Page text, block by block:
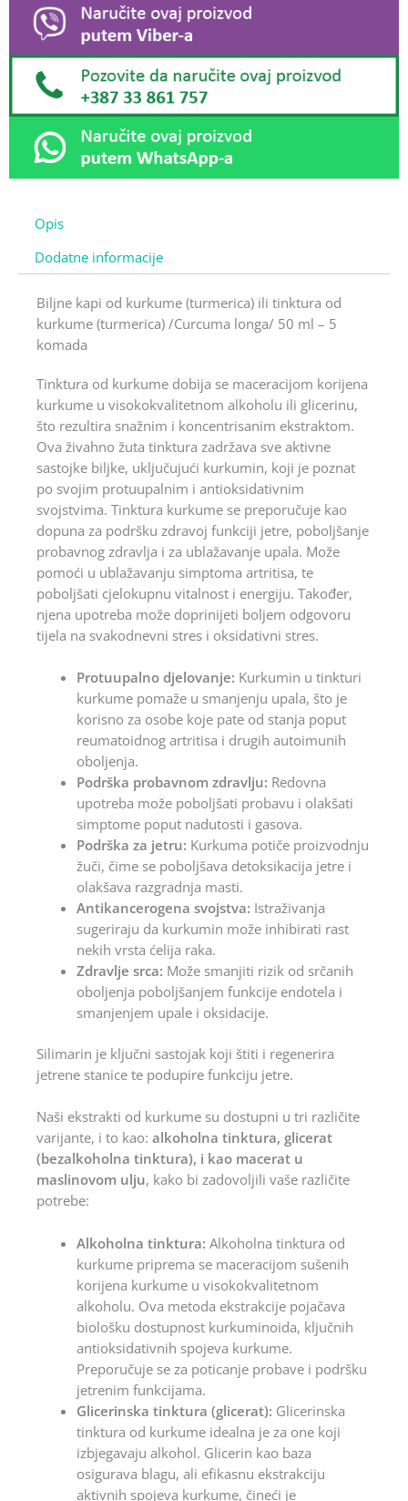
Opis
Dodatne informacije
Biljne kapi od kurkume (turmerica) ili tinktura od
kurkume (turmerica) /Curcuma longa/ 50 ml – 5
komada
Tinktura od kurkume dobija se maceracijom korijena
kurkume u visokokvalitetnom alkoholu ili glicerinu,
što rezultira snažnim i koncentrisanim ekstraktom.
Ova živahno žuta tinktura zadržava sve aktivne
sastojke biljke, uključujući kurkumin, koji je poznat
po svojim protuupalnim i antioksidativnim
svojstvima. Tinktura kurkume se preporučuje kao
dopuna za podršku zdravoj funkciji jetre, poboljšanje
probavnog zdravlja i za ublažavanje upala. Može
pomoći u ublažavanju simptoma artritisa, te
poboljšati cjelokupnu vitalnost i energiju. Također,
njena upotreba može doprinijeti boljem odgovoru
tijela na svakodnevni stres i oksidativni stres.
Protuupalno djelovanje: Kurkumin u tinkturi
kurkume pomaže u smanjenju upala, što je
korisno za osobe koje pate od stanja poput
reumatoidnog artritisa i drugih autoimunih
oboljenja.
Podrška probavnom zdravlju: Redovna
upotreba može poboljšati probavu i olakšati
simptome poput nadutosti i gasova.
Podrška za jetru: Kurkuma potiče proizvodnju
žuči, čime se poboljšava detoksikacija jetre i
olakšava razgradnja masti.
Antikancerogena svojstva: Istraživanja
sugeriraju da kurkumin može inhibirati rast
nekih vrsta ćelija raka.
Zdravlje srca: Može smanjiti rizik od srčanih
oboljenja poboljšanjem funkcije endotela i
smanjenjem upale i oksidacije.
Silimarin je ključni sastojak koji štiti i regenerira
jetrene stanice te podupire funkciju jetre.
Naši ekstrakti od kurkume su dostupni u tri različite
varijante, i to kao: alkoholna tinktura, glicerat
(bezalkoholna tinktura), i kao macerat u
maslinovom ulju, kako bi zadovoljili vaše različite
potrebe:
Alkoholna tinktura: Alkoholna tinktura od
kurkume priprema se maceracijom sušenih
korijena kurkume u visokokvalitetnom
alkoholu. Ova metoda ekstrakcije pojačava
biološku dostupnost kurkuminoida, ključnih
antioksidativnih spojeva kurkume.
Preporučuje se za poticanje probave i podršku
jetrenim funkcijama.
Glicerinska tinktura (glicerat): Glicerinska
tinktura od kurkume idealna je za one koji
izbjegavaju alkohol. Glicerin kao baza
osigurava blagu, ali efikasnu ekstrakciju
aktivnih spojeva kurkume, čineći je